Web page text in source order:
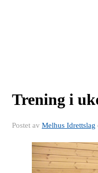
Trening i
Postet av Melhus Idrettslag